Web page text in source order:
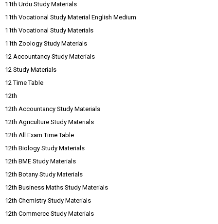
11th Urdu Study Materials
11th Vocational Study Material English Medium
11th Vocational Study Materials
11th Zoology Study Materials
12 Accountancy Study Materials
12 Study Materials
12 Time Table
12th
12th Accountancy Study Materials
12th Agriculture Study Materials
12th All Exam Time Table
12th Biology Study Materials
12th BME Study Materials
12th Botany Study Materials
12th Business Maths Study Materials
12th Chemistry Study Materials
12th Commerce Study Materials